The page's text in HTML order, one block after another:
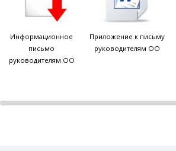
Информационное
письмо
руководителям ОО
Приложение к письму
руководителям ОО